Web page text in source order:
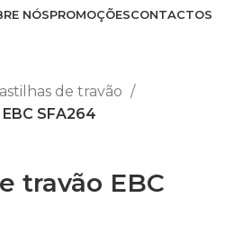
NÓSPROMOÇÕESCONTACTOS
de travão
SFA264
travão EBC